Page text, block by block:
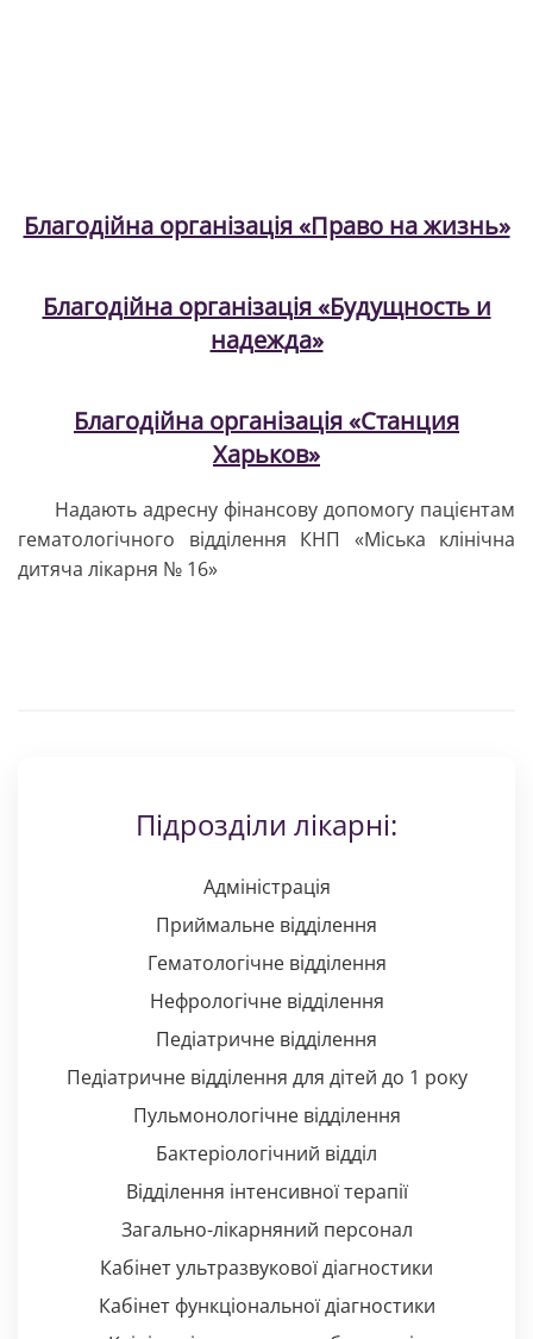
Благодійна організація «Право на жизнь»
Благодійна організація «Будущность и
надежда»
Благодійна організація«Станция
Харьков»
Надають адресну фінансову допомогу пацієнтам
гематологічного відділення КНП «Міська клінічна
дитяча лікарня № 16»
Підрозділи лікарні:
Адміністрація
Приймальне відділення
Гематологічне відділення
Нефрологічне відділення
Педіатричне відділення
Педіатричне відділення для дітей до 1 року
Пульмонологічне відділення
Бактеріологічний відділ
Відділення інтенсивної терапії
Загально-лікарняний персонал
Кабінет ультразвукової діагностики
Кабінет функціональної діагностики